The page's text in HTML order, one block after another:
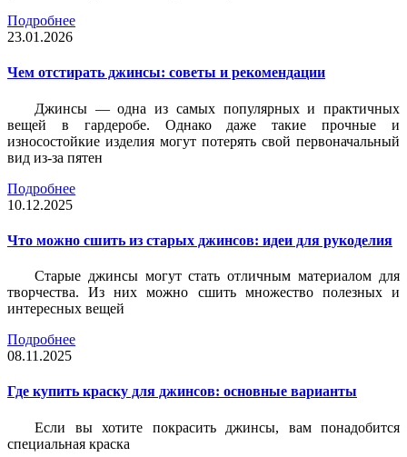
Подробнее
23.01.2026
Чем отстирать джинсы: советы и рекомендации
Джинсы — одна из самых популярных и практичных
вещей в гардеробе. Однако даже такие прочные и
износостойкие изделия могут потерять свой первоначальный
вид из-за пятен
Подробнее
10.12.2025
Что можно сшить из старых джинсов: идеи для рукоделия
Старые джинсы могут стать отличным материалом для
творчества. Из них можно сшить множество полезных и
интересных вещей
Подробнее
08.11.2025
Где купить краску для джинсов: основные варианты
Если вы хотите покрасить джинсы, вам понадобится
специальная краска